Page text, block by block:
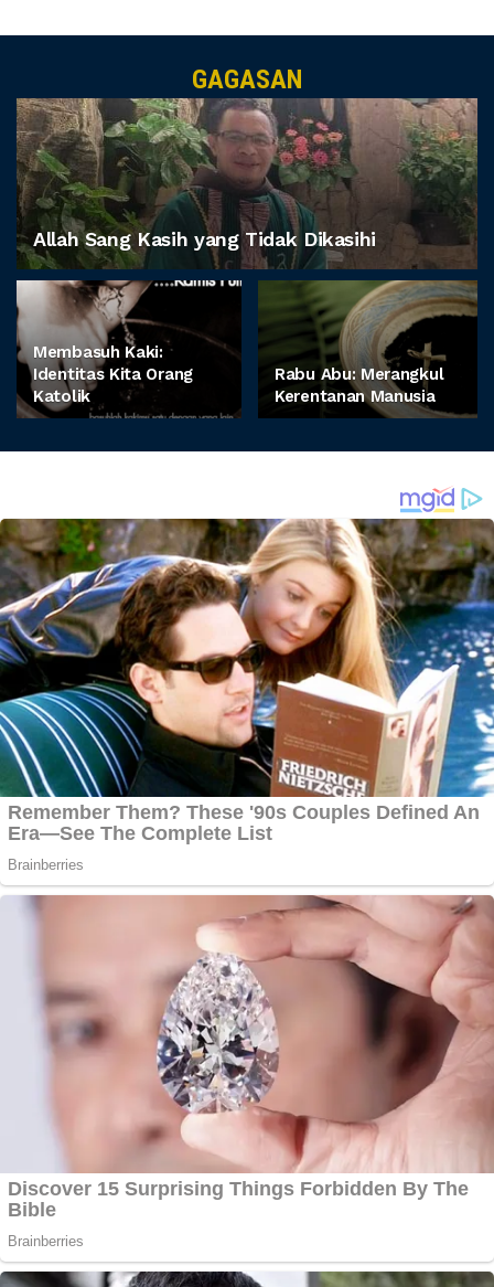
GAGASAN
Allah Sang Kasih yang Tidak Dikasihi
Membasuh Kaki:
Identitas Kita Orang
Katolik
Rabu Abu: Merangkul
Kerentanan Manusia